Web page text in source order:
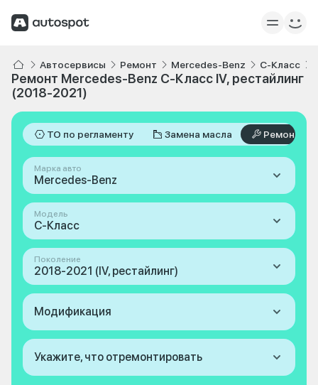
Автосервисы Ремонт Mercedes-Benz C-Класс
Ремонт Mercedes-Benz C-Класс IV, рестайлинг
(2018-2021)
ТО по регламенту Замена масла Ремонт
Марка авто
Mercedes-Benz
Модель
C-Класс
Поколение
2018-2021 (IV, рестайлинг)
Модификация
Укажите, что отремонтировать